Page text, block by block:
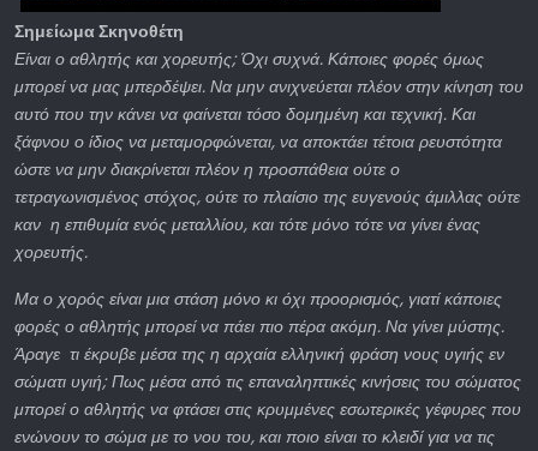
Σημείωμα Σκηνοθέτη
Είναι ο αθλητής και χορευτής; Όχι συχνά. Κάποιες φορές όμως
μπορεί να μας μπερδέψει. Να μην ανιχνεύεται πλέον στην κίνηση του
αυτό που την κάνει να φαίνεται τόσο δομημένη και τεχνική. Και
ξάφνου ο ίδιος να μεταμορφώνεται, να αποκτάει τέτοια ρευστότητα
ώστε να μην διακρίνεται πλέον η προσπάθεια ούτε ο
τετραγωνισμένος στόχος, ούτε το πλαίσιο της ευγενούς άμιλλας ούτε
καν η επιθυμία ενός μεταλλίου, και τότε μόνο τότε να γίνει ένας
χορευτής.
Μα ο χορός είναι μια στάση μόνο κι όχι προορισμός, γιατί κάποιες
φορές ο αθλητής μπορεί να πάει πιο πέρα ακόμη. Να γίνει μύστης.
Άραγε τι έκρυβε μέσα της η αρχαία ελληνική φράση νους υγιής εν
σώματι υγιή; Πως μέσα από τις επαναληπτικές κινήσεις του σώματος
μπορεί ο αθλητής να φτάσει στις κρυμμένες εσωτερικές γέφυρες που
ενώνουν το σώμα με το νου του, και ποιο είναι το κλειδί για να τις